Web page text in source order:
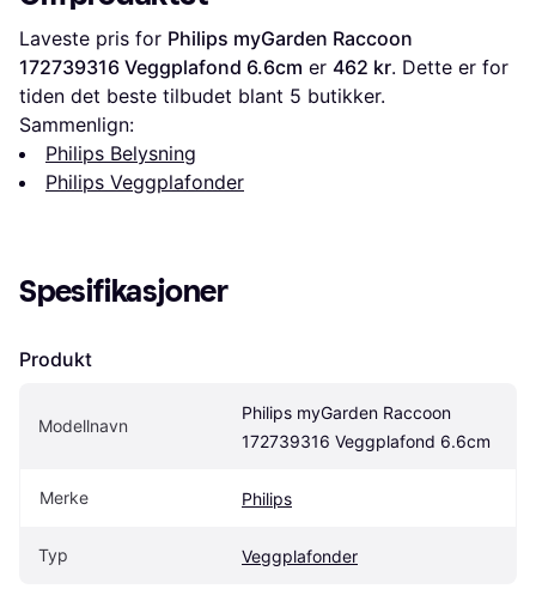
Laveste pris for Philips myGarden Raccoon
172739316 Veggplafond 6.6cm er 462 kr. Dette er for
tiden det beste tilbudet blant 5 butikker.
Sammenlign:
Philips Belysning
Philips Veggplafonder
Spesifikasjoner
Produkt
Modellnavn
Philips myGarden Raccoon
172739316 Veggplafond 6.6cm
Merke Philips
Typ Veggplafonder